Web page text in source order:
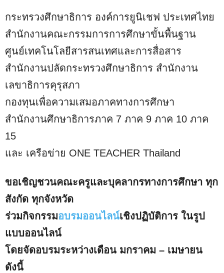
กระทรวงศึกษาธิการ องค์การยูนิเชฟ ประเทศไทย
สำนักงานคณะกรรมการการศึกษาขั้นพื้นฐาน
ศูนย์เทคโนโลยีสารสนเทศและการสื่อสาร
สำนักงานปลัดกระทรวงศึกษาธิการ สำนักงาน
เลขาธิการคุรุสภา
กองทุนเพื่อความเสมอภาคทางการศึกษา
สำนักงานศึกษาธิการภาค 7 ภาค 9 ภาค 10 ภาค
15
และ เครือข่าย ONE TEACHER Thailand
ขอเชิญชวนคณะครูและบุคลากรทางการศึกษา ทุก
สังกัด ทุกจังหวัด
ร่วมกิจกรรมอบรมออนไลน์เชิงปฏิบัติการ ในรูป
แบบออนไลน์
โดยจัดอบรมระหว่างเดือน มกราคม – เมษายน
ดังนี้